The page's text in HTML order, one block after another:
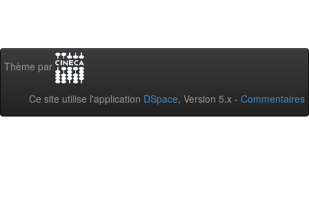
Thème par
Ce site utilise l'application DSpace, Version 5.x - Commentaires